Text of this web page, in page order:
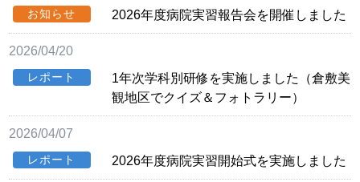
お知らせ 2026年度病院実習報告会を開催しました
2026/04/20
レポート
1年次学科別研修を実施しました（倉敷美
観地区でクイズ＆フォトラリー）
2026/04/07
レポート 2026年度病院実習開始式を実施しました